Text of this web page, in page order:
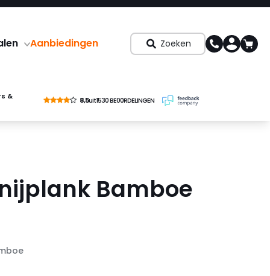
Aanbiedingen Zoeken
&
8,5uit1530 BE00RDELINGEN
Bamboe